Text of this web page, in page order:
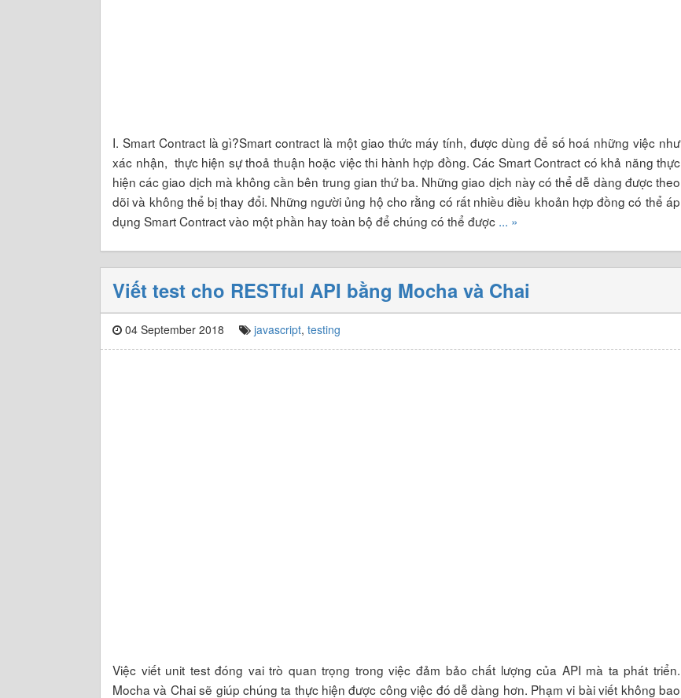
I. Smart Contract là gì?Smart contract là một giao thức máy tính, được dùng để số hoá những việc như
xác nhận, thực hiện sự thoả thuận hoặc việc thi hành hợp đồng. Các Smart Contract có khả năng thực
hiện các giao dịch mà không cần bên trung gian thứ ba. Những giao dịch này có thể dễ dàng được theo
dõi và không thể bị thay đổi. Những người ủng hộ cho rằng có rất nhiều điều khoản hợp đồng có thể áp
dụng Smart Contract vào một phần hay toàn bộ để chúng có thể được ... »
Viết test cho RESTful API bằng Mocha và Chai
04 September 2018 javascript, testing
Việc viết unit test đóng vai trò quan trọng trong việc đảm bảo chất lượng của API mà ta phát triển.
Mocha và Chai sẽ giúp chúng ta thực hiện được công việc đó dễ dàng hơn. Phạm vi bài viết không bao